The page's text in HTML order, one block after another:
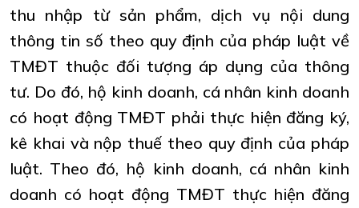
thu nhập từ sản phẩm, dịch vụ nội dung
thông tin số theo quy định của pháp luật về
TMĐT thuộc đối tượng áp dụng của thông
tư. Do đó, hộ kinh doanh, cá nhân kinh doanh
có hoạt động TMĐT phải thực hiện đăng ký,
kê khai và nộp thuế theo quy định của pháp
luật. Theo đó, hộ kinh doanh, cá nhân kinh
doanh có hoạt động TMĐT thực hiện đăng